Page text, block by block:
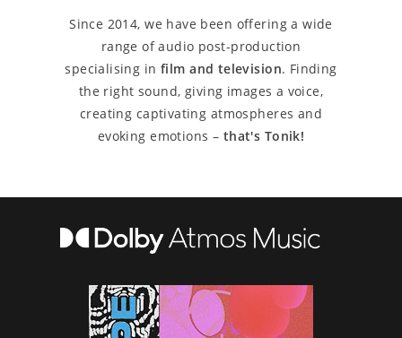
Since 2014, we have been offering a wide
range of audio post-production
specialising in film and television. Finding
the right sound, giving images a voice,
creating captivating atmospheres and
evoking emotions – that's Tonik!